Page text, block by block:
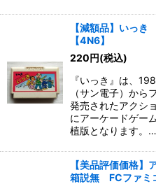
【減額品】いっ
【4N6】
220円(税込)
『いっき』は、
（サン電子）から
発売されたアクシ
にアーケードゲー
植版となります。…
【美品評価価格
箱説無 FCファミ